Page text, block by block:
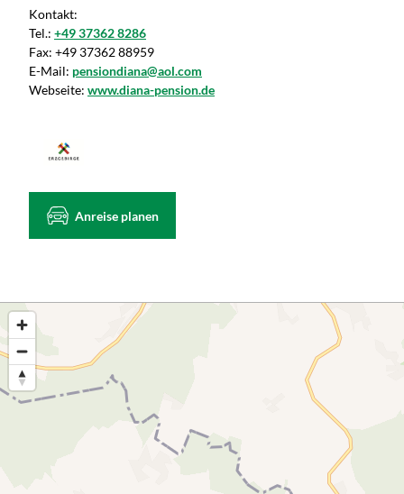
Kontakt:
Tel.: +49 37362 8286
Fax: +49 37362 88959
E-Mail: pensiondiana@aol.com
Webseite: www.diana-pension.de
Anreise planen